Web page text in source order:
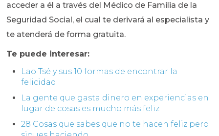
acceder a él a través del Médico de Familia de la
Seguridad Social, el cual te derivará al especialista y
te atenderá de forma gratuita.
Te puede interesar:
Lao Tsé y sus 10 formas de encontrar la
felicidad
La gente que gasta dinero en experiencias en
lugar de cosas es mucho más feliz
28 Cosas que sabes que no te hacen feliz pero